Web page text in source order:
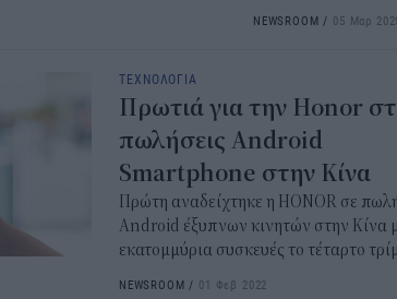
NEWSROOM / 05 Μαρ
ΤΕΧΝΟΛΟΓΙΑ
Πρωτιά για την Honor
πωλήσεις Android
Smartphone στην Κίνα
Πρώτη αναδείχτηκε η HONOR σε
Android έξυπνων κινητών στην Κίνα
εκατομμύρια συσκευές το τέταρτο
NEWSROOM / 01 Φεβ 2022